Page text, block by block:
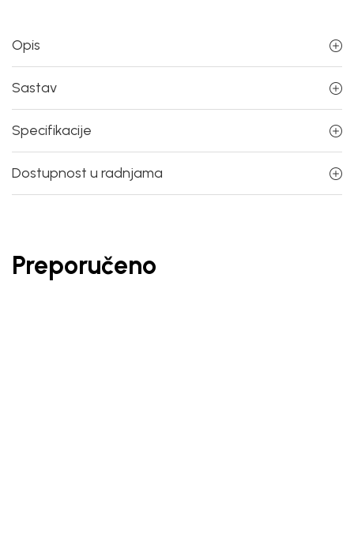
Opis
Sastav
Specifikacije
Dostupnost u radnjama
Preporučeno